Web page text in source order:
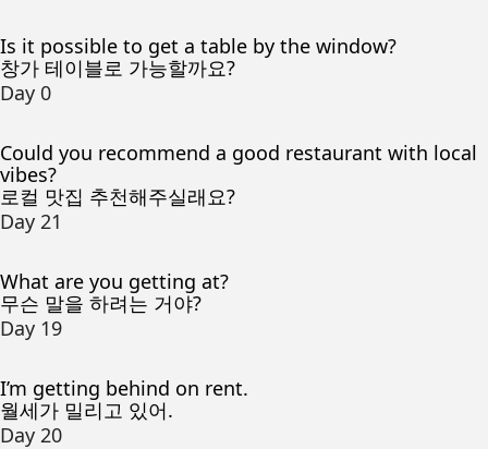
Is it possible to get a table by the window?
창가 테이블로 가능할까요?
Day 0
Could you recommend a good restaurant with local
vibes?
로컬 맛집 추천해주실래요?
Day 21
What are you getting at?
무슨 말을 하려는 거야?
Day 19
I’m getting behind on rent.
월세가 밀리고 있어.
Day 20